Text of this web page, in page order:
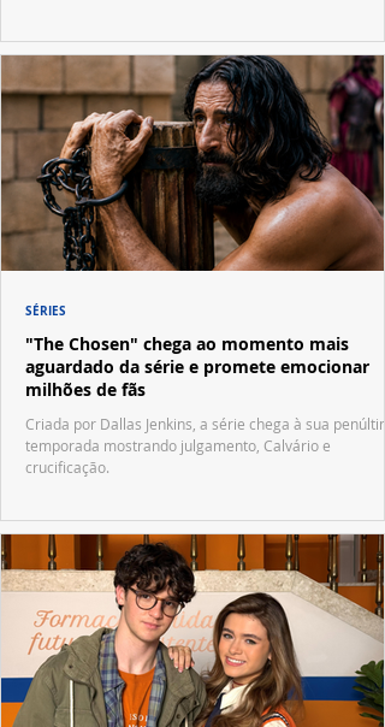
"The Chosen" chega ao momento mais
aguardado da série e promete emocionar
milhões de fãs
Criada por Dallas Jenkins, a série chega à sua
temporada mostrando julgamento, Calvário e
crucificação.
SÉRIES